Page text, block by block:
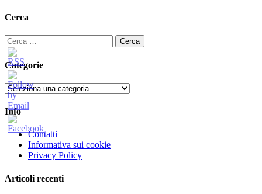
Cerca
Ricerca
per:
Categorie
Categorie
Info
Contatti
Informativa sui cookie
Privacy Policy
Articoli recenti